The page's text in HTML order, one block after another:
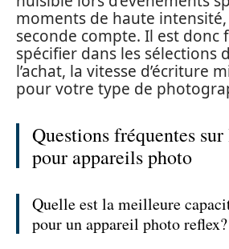
moments de haute
seconde compte. Il est donc
spécifier dans les sélections
l’achat, la vitesse d’écriture
pour votre type de
Questions fréquentes
pour appareils photo
Quelle est la meilleure
pour un appareil photo reflex?